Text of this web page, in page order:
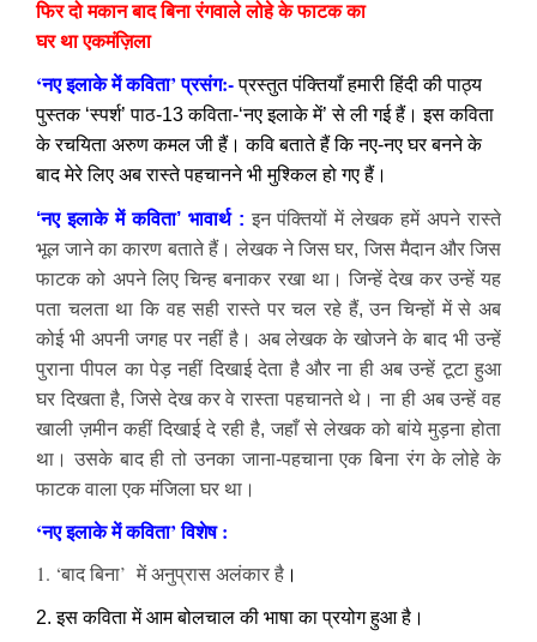
फिर दो मकान बाद बिना रंगवाले लोहे के फाटक का
घर था एकमंज़िला
‘नए इलाके में कविता’ प्रसंग:- प्रस्तुत पंक्तियाँ हमारी हिंदी की पाठ्य
पुस्तक ‘स्पर्श’ पाठ-13 कविता-‘नए इलाके में’ से ली गई हैं । इस कविता
केरचयिता अरुण कमल जी हैं। कवि बताते हैं कि नए-नए घर बनने के
बाद मेरे लिए अब रास्ते पहचानने भी मुश्किल हो गए हैं।
‘नए इलाके में कविता’ भावार्थ : इन पंक्तियों में लेखक हमें अपने रास्ते
भूल जाने का कारण बताते हैं। लेखक ने जिस घर, जिस मैदान और जिस
फाटक को अपने लिए चिन्ह बनाकर रखा था। जिन्हें देख कर उन्हें यह
पता चलता था कि वह सही रास्ते पर चल रहे हैं, उन चिन्हों में से अब
कोई भी अपनी जगह पर नहीं है। अब लेखक के खोजने के बाद भी उन्हें
पुराना पीपल का पेड़ नहीं दिखाई देता है और ना ही अब उन्हें टूटा हुआ
घर दिखता है, जिसे देख कर वे रास्ता पहचानते थे। ना ही अब उन्हें वह
खाली ज़मीन कहीं दिखाई दे रही है, जहाँ से लेखक को बांये मुड़ना होता
था। उसके बाद ही तो उनका जाना-पहचाना एक बिना रंग के लोहे के
फाटक वाला एक मंजिला घर था।
‘नए इलाके में कविता’ विशेष :
1. ‘बाद बिना’ में अनुप्रास अलंकार है ।
2. इस कविता में आम बोलचाल की भाषा का प्रयोग हुआ है।